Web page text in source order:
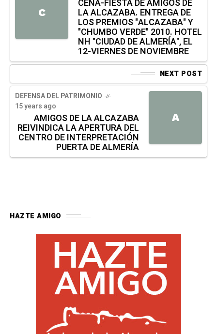
C
CENA-FIESTA DE AMIGOS DE
LA ALCAZABA. ENTREGA DE
LOS PREMIOS "ALCAZABA" Y
"CHUMBO VERDE" 2010. HOTEL
NH "CIUDAD DE ALMERÍA", EL
12-VIERNES DE NOVIEMBRE
NEXT POST
A
DEFENSA DEL PATRIMONIO
15 years ago
AMIGOS DE LA ALCAZABA
REIVINDICA LA APERTURA DEL
CENTRO DE INTERPRETACIÓN
PUERTA DE ALMERÍA
HAZTE AMIGO